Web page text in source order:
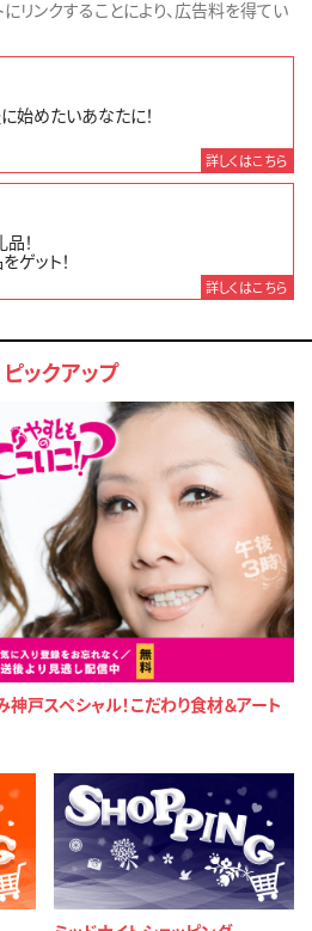
リンクすることにより、広告料を得てい
始めたいあなたに！
詳しくはこちら
！
ゲット！
詳しくはこちら
ピックアップ
神戸スペシャル！こだわり食材＆アート